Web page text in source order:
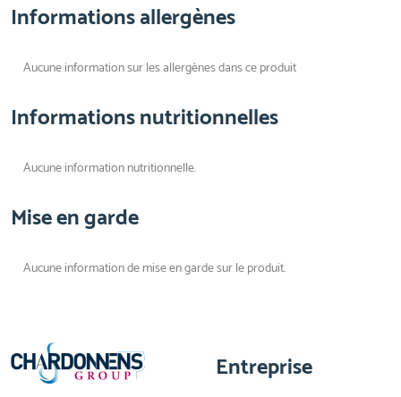
Informations allergènes
Aucune information sur les allergènes dans ce produit
Informations nutritionnelles
Aucune information nutritionnelle.
Mise en garde
Aucune information de mise en garde sur le produit.
Entreprise